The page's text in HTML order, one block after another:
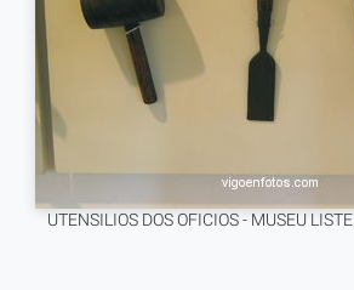
UTENSILIOS DOS OFICIOS - MUSEU LISTE.